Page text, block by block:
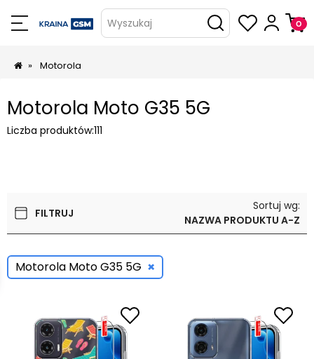
Wyszukaj
» Motorola
Motorola Moto G35 5G
Liczba produktów:111
FILTRUJ
Sortuj wg:
NAZWA PRODUKTU A-Z
Motorola Moto G35 5G ×